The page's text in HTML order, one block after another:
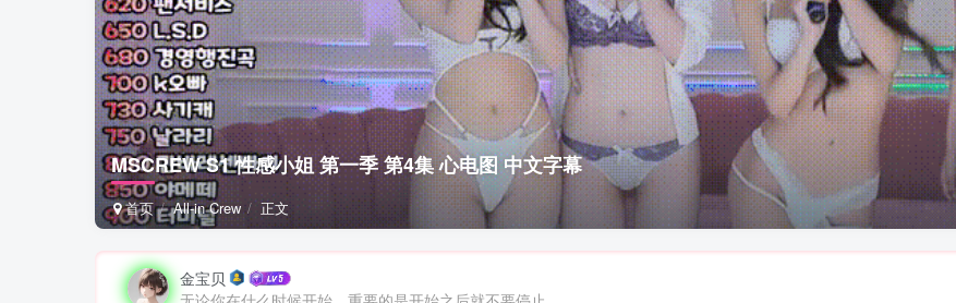
MSCREW S1 性感小姐 第一季 第4集 心电图 中文字幕
首页 All-in Crew 正文
金宝贝